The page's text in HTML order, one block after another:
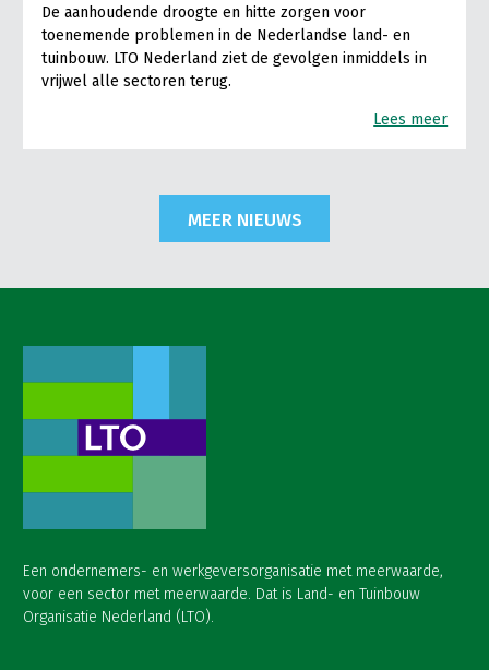
De aanhoudende droogte en hitte zorgen voor
toenemende problemen in de Nederlandse land- en
tuinbouw. LTO Nederland ziet de gevolgen inmiddels in
vrijwel alle sectoren terug.
Lees meer
MEER NIEUWS
Een ondernemers- en werkgeversorganisatie met meerwaarde,
voor een sector met meerwaarde. Dat is Land- en Tuinbouw
Organisatie Nederland (LTO).